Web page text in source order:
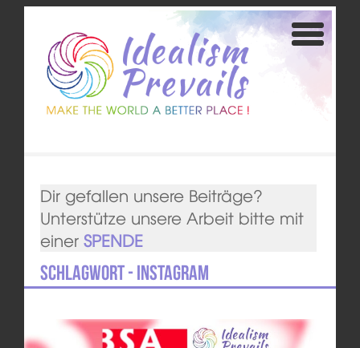
Dir gefallen unsere Beiträge?
Unterstütze unsere Arbeit bitte mit
einer SPENDE
Schlagwort - Instagram